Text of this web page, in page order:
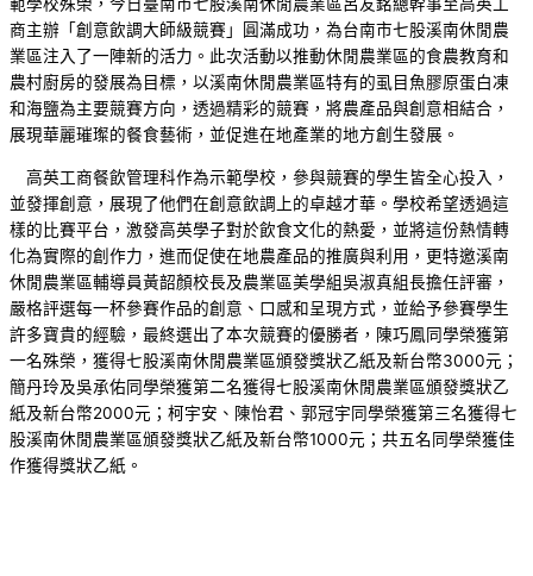
範學校殊榮，今日臺南市七股溪南休閒農業區呂友銘總幹事至高英工
商主辦「創意飲調大師級競賽」圓滿成功，為台南市七股溪南休閒農
業區注入了一陣新的活力。此次活動以推動休閒農業區的食農教育和
農村廚房的發展為目標，以溪南休閒農業區特有的虱目魚膠原蛋白凍
和海鹽為主要競賽方向，透過精彩的競賽，將農產品與創意相結合，
展現華麗璀璨的餐食藝術，並促進在地產業的地方創生發展。
高英工商餐飲管理科作為示範學校，參與競賽的學生皆全心投入，
並發揮創意，展現了他們在創意飲調上的卓越才華。學校希望透過這
樣的比賽平台，激發高英學子對於飲食文化的熱愛，並將這份熱情轉
化為實際的創作力，進而促使在地農產品的推廣與利用，更特邀溪南
休閒農業區輔導員黃韶顏校長及農業區美學組吳淑真組長擔任評審，
嚴格評選每一杯參賽作品的創意、口感和呈現方式，並給予參賽學生
許多寶貴的經驗，最終選出了本次競賽的優勝者，陳巧鳳同學榮獲第
一名殊榮，獲得七股溪南休閒農業區頒發獎狀乙紙及新台幣3000元；
簡丹玲及吳承佑同學榮獲第二名獲得七股溪南休閒農業區頒發獎狀乙
紙及新台幣2000元；柯宇安、陳怡君、郭冠宇同學榮獲第三名獲得七
股溪南休閒農業區頒發獎狀乙紙及新台幣1000元；共五名同學榮獲佳
作獲得獎狀乙紙。